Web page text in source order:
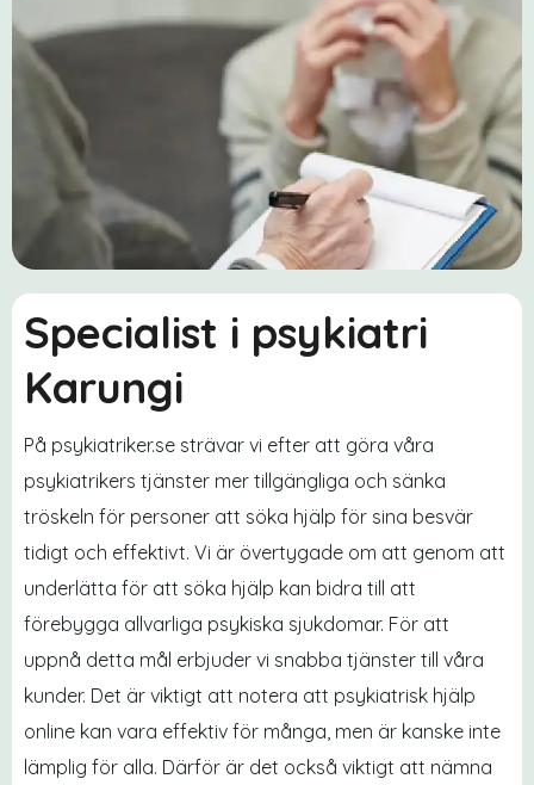
Specialist i psykiatri
Karungi
På psykiatriker.se strävar vi efter att göra våra
psykiatrikers tjänster mer tillgängliga och sänka
tröskeln för personer att söka hjälp för sina besvär
tidigt och effektivt. Vi är övertygade om att genom att
underlätta för att söka hjälp kan bidra till att
förebygga allvarliga psykiska sjukdomar. För att
uppnå detta mål erbjuder vi snabba tjänster till våra
kunder. Det är viktigt att notera att psykiatrisk hjälp
online kan vara effektiv för många, men är kanske inte
lämplig för alla. Därför är det också viktigt att nämna